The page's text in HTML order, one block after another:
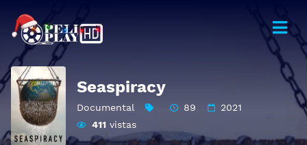
Seaspiracy
Documental 89
2021
411 vistas